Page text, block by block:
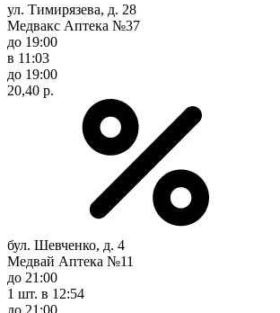
ул. Тимирязева, д. 28
Медвакс Аптека №37
до 19:00
в 11:03
до 19:00
20,40 р.
бул. Шевченко, д. 4
Медвай Аптека №11
до 21:00
1 шт. в 12:54
до 21:00